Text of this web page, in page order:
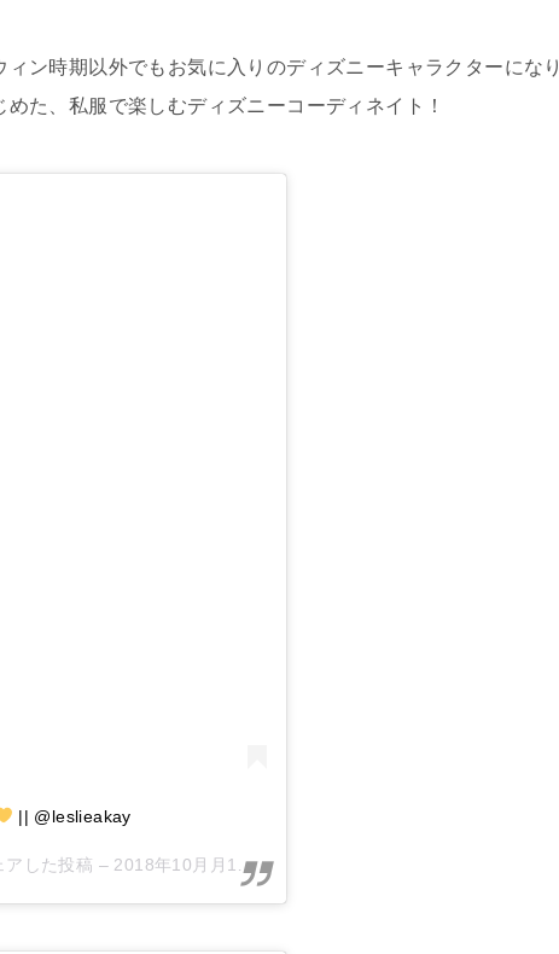
ン時期以外でもお気に入りのディズニーキャラクターになり
た、私服で楽しむディズニーコーディネイト！
|| @leslieakay
アした投稿 – 2018年10月月1日午後4時14分PDT